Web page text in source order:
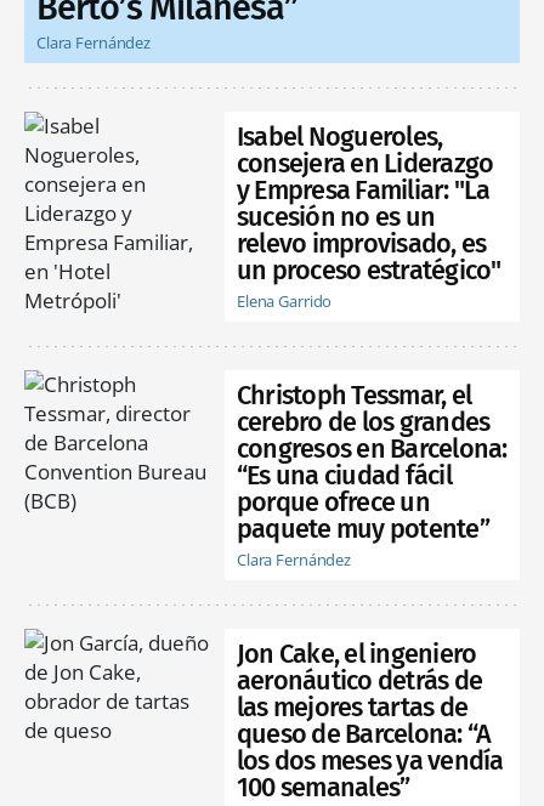
Clara Fernández
Isabel Nogueroles,
consejera en Liderazgo
y Empresa Familiar: "La
sucesión no es un
relevo improvisado, es
un proceso estratégico"
Elena Garrido
Christoph Tessmar, el
cerebro de los grandes
congresos en Barcelona:
“Es una ciudad fácil
porque ofrece un
paquete muy potente”
Clara Fernández
Jon Cake, el ingeniero
aeronáutico detrás de
las mejores tartas de
queso de Barcelona: “A
los dos meses ya vendía
100 semanales”